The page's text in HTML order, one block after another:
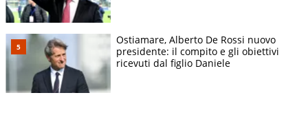
Ostiamare, Alberto De Rossi nuovo
presidente: il compito e gli obiettivi
ricevuti dal figlio Daniele